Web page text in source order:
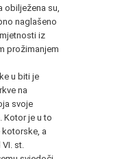
su,
naglašeno
iz
prožimanjem
u biti je
na
svoje
Kotor je u to
kotorske, a
st.